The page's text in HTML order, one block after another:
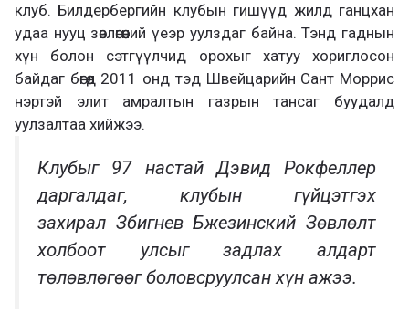
клуб. Билдербергийн клубын гишүүд жилд ганцхан
удаа нууц зөвлөгөөний үеэр уулздаг байна. Тэнд гаднын
хүн болон сэтгүүлчид орохыг хатуу хориглосон
байдаг бөгөөд 2011 онд тэд Швейцарийн Сант Моррис
нэртэй элит амралтын газрын тансаг буудалд
уулзалтаа хийжээ.
Клубыг 97 настай Дэвид Рокфеллер
даргалдаг, клубын гүйцэтгэх
захирал Збигнев Бжезинский Зөвлөлт
холбоот улсыг задлах алдарт
төлөвлөгөөг боловсруулсан хүн ажээ.